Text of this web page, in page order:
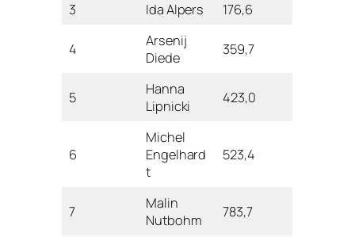
3 Ida Alpers 176,6
4
Arsenij
Diede
359,7
5
Hanna
Lipnicki
423,0
6
Michel
Engelhard
t
523,4
7
Malin
Nutbohm
783,7